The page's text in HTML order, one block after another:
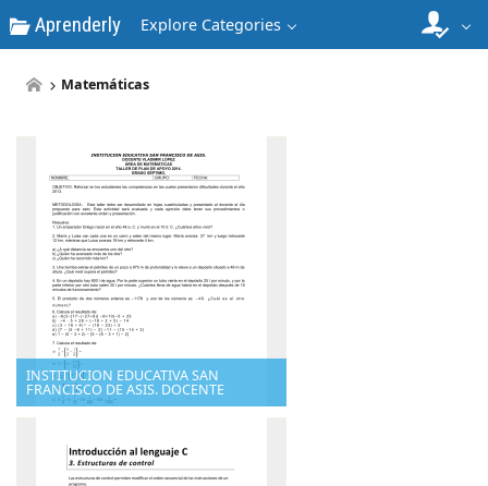
Aprenderly Explore Categories
Matemáticas
INSTITUCION EDUCATIVA SAN
FRANCISCO DE ASIS. DOCENTE